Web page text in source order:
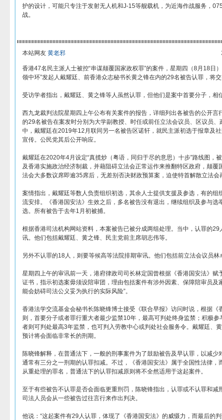
护的设计，可能只专注于发射无人机和J-15等舰载机，为近海作战服务，
战。
本站网友 黄老邪
香港47名民主派人士被控“串谋颠覆国家政权罪”的案件，星期四（8月18日
领中环”发起人戴耀廷、前香港众志秘书长黄之锋在内的29名被告认罪，将
受访学者指出，戴耀廷、黄之锋等人虽然认罪，但他们是案中首要分子，相
西九龙裁判法院星期四上午公布有关案件的报告，详细列出各被告的公开言
的29名被告在案发时分别为大学副教授、时任或前任立法会议员、区议员
中，戴耀廷在2019年12月联同另一名被告区诺轩，就民主派初选于报章及
宣传。公民党其后公开响应。
戴耀廷在2020年4月设定“真揽炒（粤语，同归于尽的意思）十步”路线图，
及香港实施政治经济制裁，并藉阻碍立法会正常运作来推翻特区政府，颠覆
法会大多数议席即逾35席后，无差别否决财政预算案，迫使特首解散立法会
案情指出，戴耀廷等数人负责组织初选，其余人士提供支援及参选，有的组
流安排。《香港国安法》生效之后，多名被告没有退出，继续组织及参与选
选。所有被告于去年1月初被捕。
根据香港司法机构网站资料，本案被告已被分成两组处理。当中，认罪的
讯。他们包括戴耀廷、黄之锋、民主党前主席胡志伟等。
另外不认罪的18人，则要等候高等法院排期审讯。他们包括前立法会议员
星期四上午的审讯前一天，港府律政司司长林定国曾根据《香港国安法》赋
证书，指示初选案毋须设陪审团，理由包括案件有涉外因素、保障陪审员及
能会妨碍司法公义妥为执行的实际风险”。
香港法学交流基金会秘书长陈晓锋博士接受《联合早报》访问时说，根据《
则，首要分子或者罪行重大者最少监禁10年，最高可判处终身监禁；积极
者则可判处最高3年监禁，也可判入劳教中心或判处社会服务令。戴耀廷、
预计将会面临非常长的刑期。
陈晓锋解释，在普通法下，一般的刑事案件为了鼓励被告及早认罪，以减少
通常有三分之一刑期的认罪扣减。不过，《香港国安法》属于全国性法律，
从重处理的罪名，普通法下的认罪扣减原则将不全然适用于这起案件。
至于有些被告不认罪是否会面临更重刑罚，陈晓锋指出，认罪或不认罪和减
司法人员会从一些被告过往言行来作出判决。
他说：“这起案件有29人认罪，体现了《香港国安法》的威慑力，而最后的